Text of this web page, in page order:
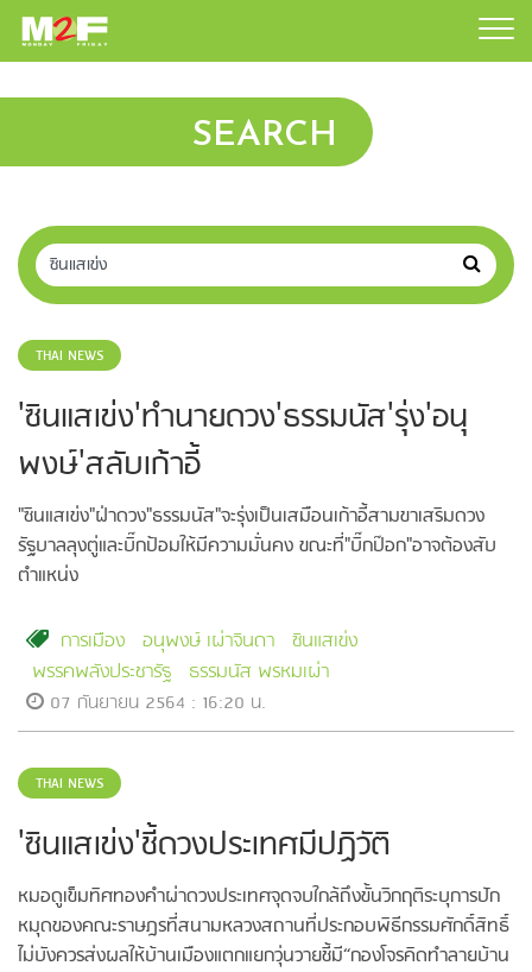
SEARCH
THAI NEWS
'ซินแสเข่ง'ทำนายดวง'ธรรมนัส'รุ่ง'อนุ
พงษ์'สลับเก้าอี้
"ซินแสเข่ง"ฝ่าดวง"ธรรมนัส"จะรุ่งเป็นเสมือนเก้าอี้สามขาเสริมดวง
รัฐบาลลุงตู่และบิ๊กป้อมให้มีความมั่นคง ขณะที่"บิ๊กป๊อก"อาจต้องสับ
ตำแหน่ง
การเมือง อนุพงษ์ เผ่าจินดา ซินแสเข่ง
พรรคพลังประชารัฐ
ธรรมนัส พรหมเผ่า
07 กันยายน 2564 : 16:20 น.
THAI NEWS
'ซินแสเข่ง'ชี้ดวงประเทศมีปฏิวัติ
หมอดูเข็มทิศทองคำผ่าดวงประเทศจุดจบใกล้ถึงขั้นวิกฤติระบุการปัก
หมุดของคณะราษฎรที่สนามหลวงสถานที่ประกอบพิธีกรรมศักดิ์สิทธิ์
ไม่บังควรส่งผลให้บ้านเมืองแตกแยกวุ่นวายชี้มี“กองโจรคิดทำลายบ้าน